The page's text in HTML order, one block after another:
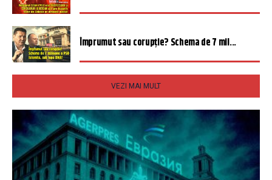
Împrumut sau corupție? Schema de 7 mil...
VEZI MAI MULT